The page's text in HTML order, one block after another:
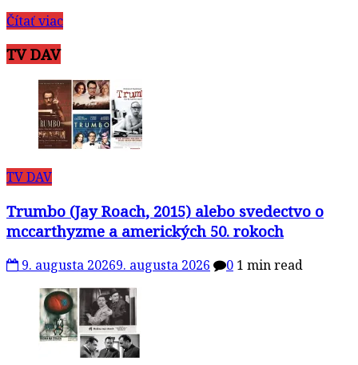
Čítať viac
TV DAV
TV DAV
Trumbo (Jay Roach, 2015) alebo svedectvo o
mccarthyzme a amerických 50. rokoch
9. augusta 20269. augusta 2026 0 1 min read